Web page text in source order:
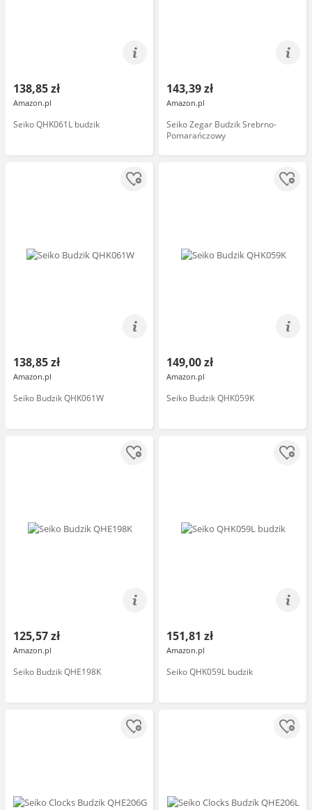
138,85 zł
Amazon.pl
Seiko QHK061L budzik
143,39 zł
Amazon.pl
Seiko Zegar Budzik Srebrno-
Pomarańczowy
138,85 zł
Amazon.pl
Seiko Budzik QHK061W
149,00 zł
Amazon.pl
Seiko Budzik QHK059K
125,57 zł
Amazon.pl
Seiko Budzik QHE198K
151,81 zł
Amazon.pl
Seiko QHK059L budzik